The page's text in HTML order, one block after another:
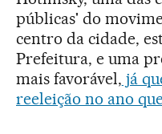
públicas' do
centro da cidade,
Prefeitura, e uma
mais favorável, já
reeleição no ano